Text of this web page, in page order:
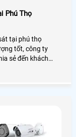
Phú Thọ
tại phú thọ
tốt, công ty
sẻ đến khách